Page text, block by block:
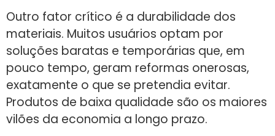
Outro fator crítico é a durabilidade dos
materiais. Muitos usuários optam por
soluções baratas e temporárias que, em
pouco tempo, geram reformas onerosas,
exatamente o que se pretendia evitar.
Produtos de baixa qualidade são os maiores
vilões da economia a longo prazo.